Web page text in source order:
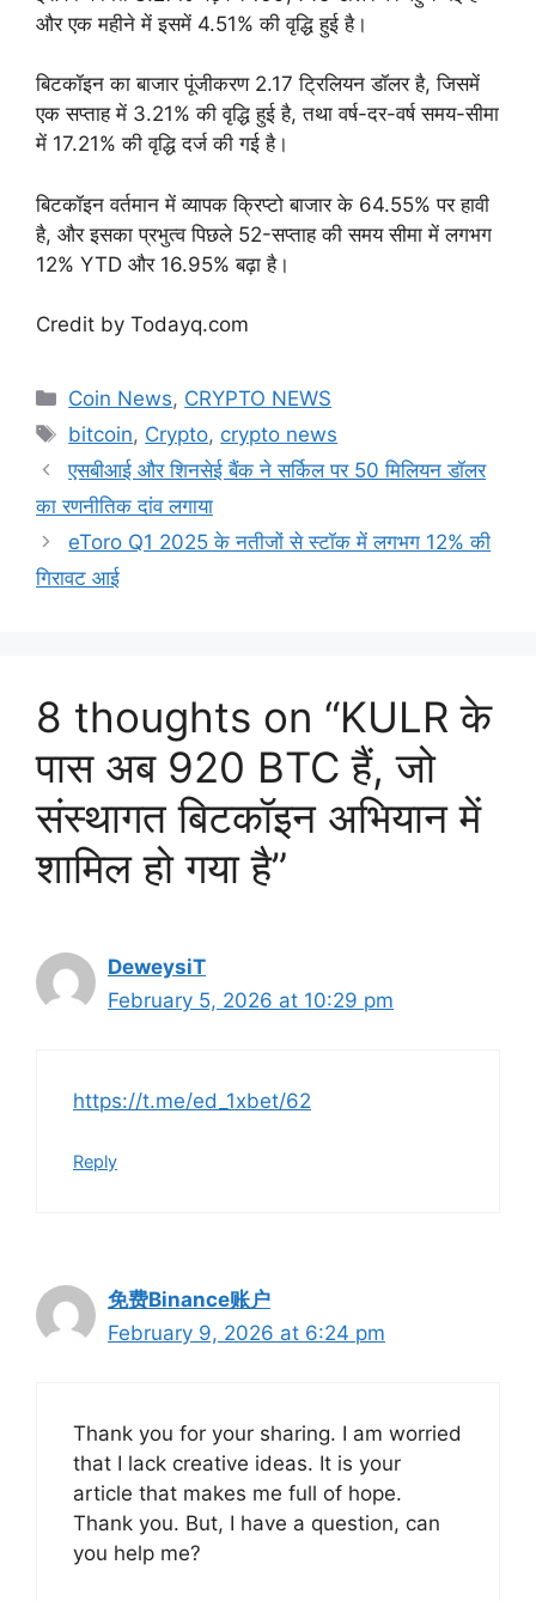
और एक महीने में इसमें 4.51% की वृद्धि हुई है।
बिटकॉइन का बाजार पूंजीकरण 2.17 ट्रिलियन डॉलर है, जिसमें
एक सप्ताह में 3.21% की वृद्धि हुई है, तथा वर्ष-दर-वर्ष समय-सीमा
में 17.21% की वृद्धि दर्ज की गई है।
बिटकॉइन वर्तमान में व्यापक क्रिप्टो बाजार के 64.55% पर हावी
है, और इसका प्रभुत्व पिछले 52-सप्ताह की समय सीमा में लगभग
12% YTD और 16.95% बढ़ा है।
Credit by Todayq.com
Categories
Coin News, CRYPTO NEWS
Tags
bitcoin, Crypto, crypto news
एसबीआई और शिनसेई बैंक ने सर्किल पर 50 मिलियन डॉलर
का रणनीतिक दांव लगाया
eToro Q1 2025 के नतीजों से स्टॉक में लगभग 12% की
गिरावट आई
8 thoughts on “KULR के
पास अब 920 BTC हैं, जो
संस्थागत बिटकॉइन अभियान में
शामिल हो गया है”
DeweysiT
February 5, 2026 at 10:29 pm
https://t.me/ed_1xbet/62
Reply
免费Binance账户
February 9, 2026 at 6:24 pm
Thank you for your sharing. I am worried
that I lack creative ideas. It is your
article that makes me full of hope.
Thank you. But, I have a question, can
you help me?